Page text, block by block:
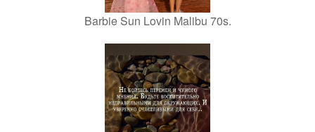
Barbie Sun Lovin Malibu 70s.